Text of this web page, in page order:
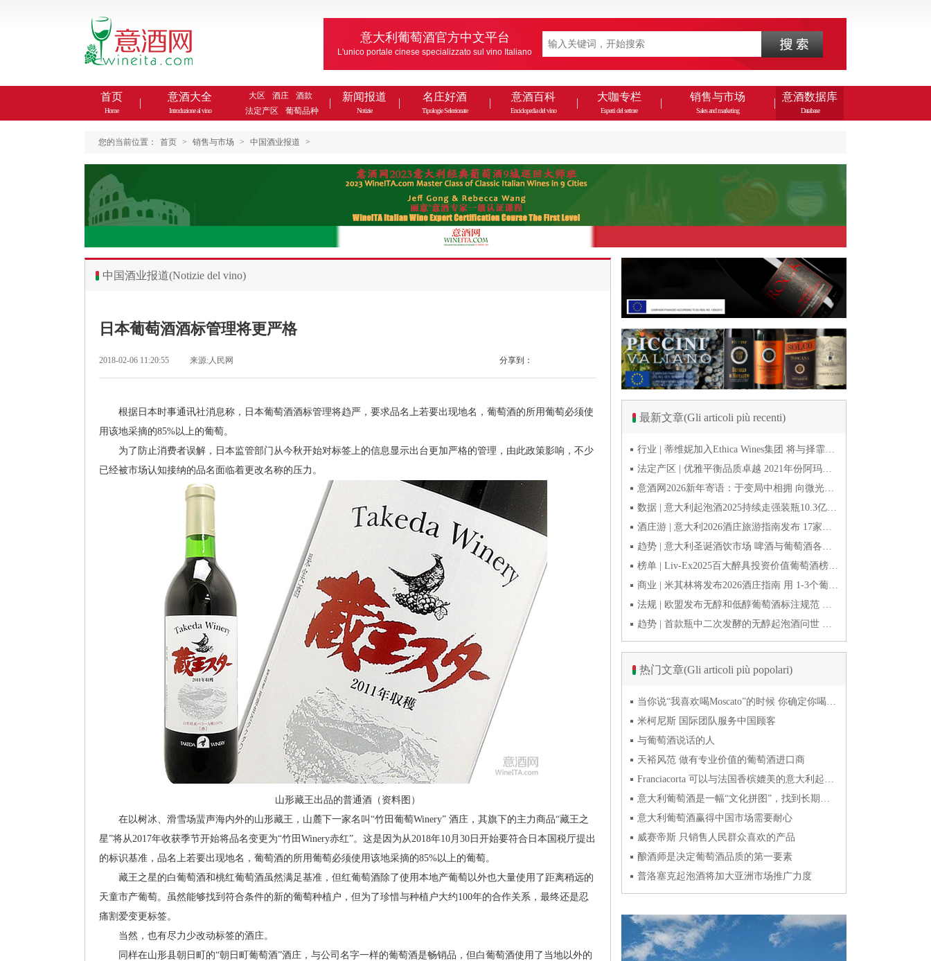
意大利葡萄酒官方中文平台
L'unico portale cinese specializzato sul vino Italiano
首页
Home
意酒大全
Introduzione al vino
大区 酒庄
酒款
法定产区
葡萄品种
新闻报道
Notizie
名庄好酒
Tipologie Selezionate
意酒百科
Enciclopedia del vino
大咖专栏
Esperti del settore
销售与市场
Sales and marketing
意酒数据库
Database
您的当前位置： 首页 > 销售与市场 > 中国酒业报道 >
中国酒业报道(Notizie del vino)
日本葡萄酒酒标管理将更严格
2018-02-06 11:20:55 来源:人民网 分享到：
根据日本时事通讯社消息称，日本葡萄酒酒标管理将趋严，要求品名上若要出现地名，葡萄酒的所用葡萄必须使
用该地采摘的85%以上的葡萄。
为了防止消费者误解，日本监管部门从今秋开始对标签上的信息显示出台更加严格的管理，由此政策影响，不少
已经被市场认知接纳的品名面临着更改名称的压力。
山形藏王出品的普通酒（资料图）
在以树冰、滑雪场蜚声海内外的山形藏王，山麓下一家名叫“竹田葡萄Winery” 酒庄，其旗下的主力商品“藏王之
星”将从2017年收获季节开始将品名变更为“竹田Winery赤红”。这是因为从2018年10月30日开始要符合日本国税厅提出
的标识基准，品名上若要出现地名，葡萄酒的所用葡萄必须使用该地采摘的85%以上的葡萄。
藏王之星的白葡萄酒和桃红葡萄酒虽然满足基准，但红葡萄酒除了使用本地产葡萄以外也大量使用了距离稍远的
天童市产葡萄。虽然能够找到符合条件的新的葡萄种植户，但为了珍惜与种植户大约100年的合作关系，最终还是忍
痛割爱变更标签。
当然，也有尽力少改动标签的酒庄。
同样在山形县朝日町的“朝日町葡萄酒”酒庄，与公司名字一样的葡萄酒是畅销品，但白葡萄酒使用了当地以外的
最新文章(Gli articoli più recenti)
行业 | 蒂维妮加入Ethica Wines集团 将与择霏罗共拓中国市场
法定产区 | 优雅平衡品质卓越 2021年份阿玛罗尼Amarone全球预品会落幕
意酒网2026新年寄语：于变局中相拥 向微光而前行
数据 | 意大利起泡酒2025持续走强装瓶10.3亿瓶 普罗塞克风靡全球
酒庄游 | 意大利2026酒庄旅游指南发布 17家葡萄酒博物馆别错过
趋势 | 意大利圣诞酒饮市场 啤酒与葡萄酒各自精彩
榜单 | Liv-Ex2025百大醉具投资价值葡萄酒榜单发布 20款意酒入选
商业 | 米其林将发布2026酒庄指南 用 1-3个葡萄串为部分酒庄评级
法规 | 欧盟发布无醇和低醇葡萄酒标注规范 无醇酒可以被种出来吗
趋势 | 首款瓶中二次发酵的无醇起泡酒问世 意大利酿酒师用特种酵母开创历史
热门文章(Gli articoli più popolari)
当你说“我喜欢喝Moscato”的时候 你确定你喝的到底是什么吗？
米柯尼斯 国际团队服务中国顾客
与葡萄酒说话的人
天裕风范 做有专业价值的葡萄酒进口商
Franciacorta 可以与法国香槟媲美的意大利起泡酒
意大利葡萄酒是一幅“文化拼图”，找到长期合作伙伴最具挑战
意大利葡萄酒赢得中国市场需要耐心
威赛帝斯 只销售人民群众喜欢的产品
酿酒师是决定葡萄酒品质的第一要素
普洛塞克起泡酒将加大亚洲市场推广力度